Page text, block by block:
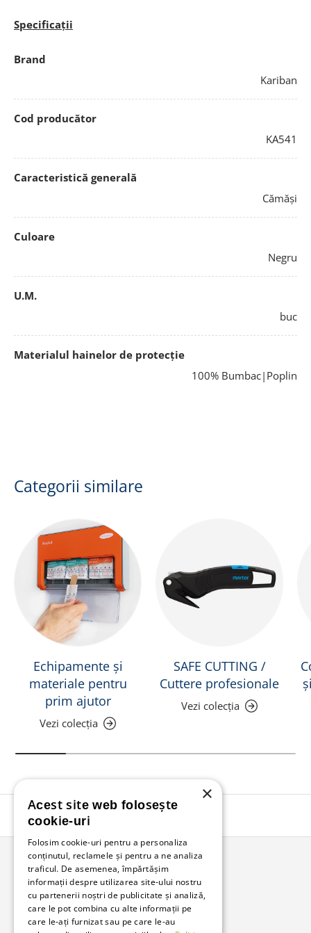
Specificații
Brand
Kariban
Cod producător
KA541
Caracteristică generală
Cămăși
Culoare
Negru
U.M.
buc
Materialul hainelor de protecție
100% Bumbac|Poplin
Categorii similare
Echipamente și
materiale pentru
prim ajutor
Vezi colecția
SAFE CUTTING /
Cuttere profesionale
Vezi colecția
Înapoi în sus
Bunzl Romania
Soluții complete pentru afacerea ta.
×
Acest site web folosește
cookie-uri
Folosim cookie-uri pentru a personaliza
conținutul, reclamele și pentru a ne analiza
traficul. De asemenea, împărtășim
informații despre utilizarea site-ului nostru
cu partenerii noștri de publicitate și analiză,
care le pot combina cu alte informații pe
care le-ați furnizat sau pe care le-au